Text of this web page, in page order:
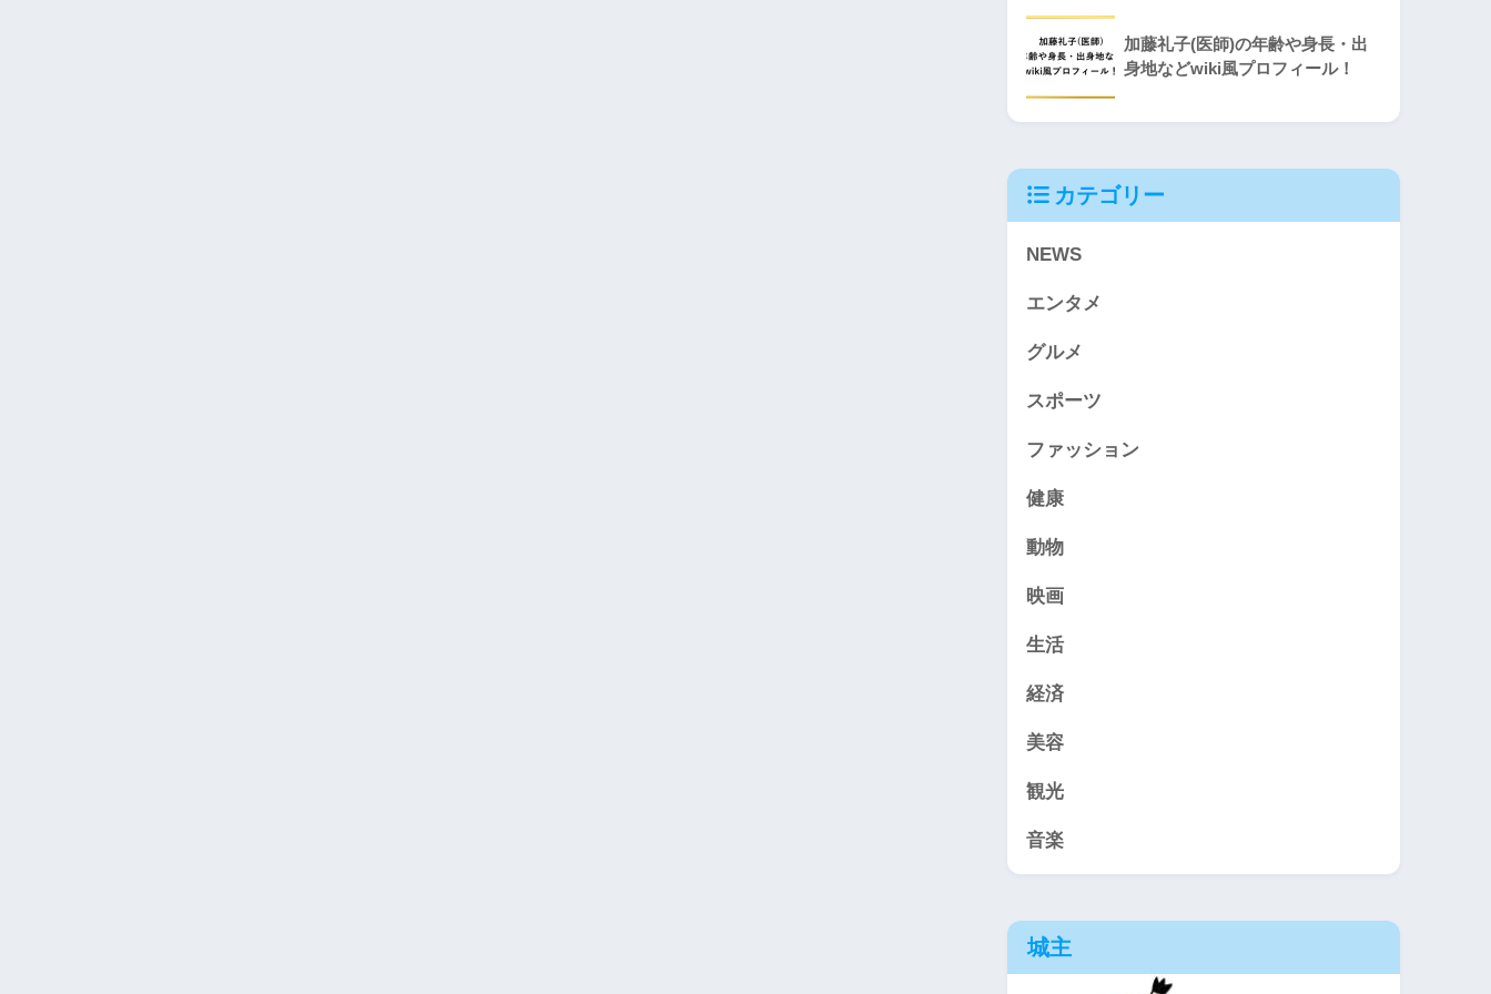
加藤礼子(医師)の年齢や身長・出
身地などwiki風プロフィール！
カテゴリー
NEWS
エンタメ
グルメ
スポーツ
ファッション
健康
動物
映画
生活
経済
美容
観光
音楽
城主